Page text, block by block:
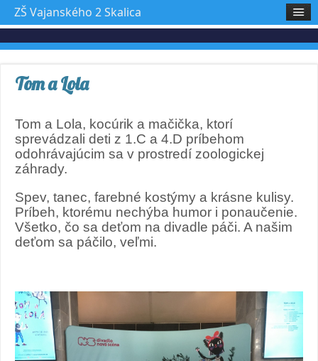
Tom a Lola
Tom a Lola, kocúrik a mačička, ktorí
sprevádzali deti z 1.C a 4.D príbehom
odohrávajúcim sa v prostredí zoologickej
záhrady.
Spev, tanec, farebné kostýmy a krásne kulisy.
Príbeh, ktorému nechýba humor i ponaučenie.
Všetko, čo sa deťom na divadle páči. A našim
deťom sa páčilo, veľmi.
ZŠ Vajanského 2 Skalica